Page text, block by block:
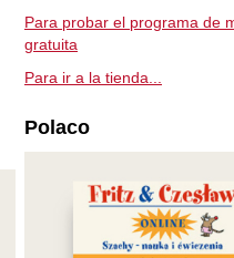
Para probar el programa de
gratuita
Para ir a la tienda...
Polaco